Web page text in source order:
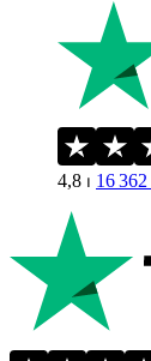
4,8 ⏐ 16 362